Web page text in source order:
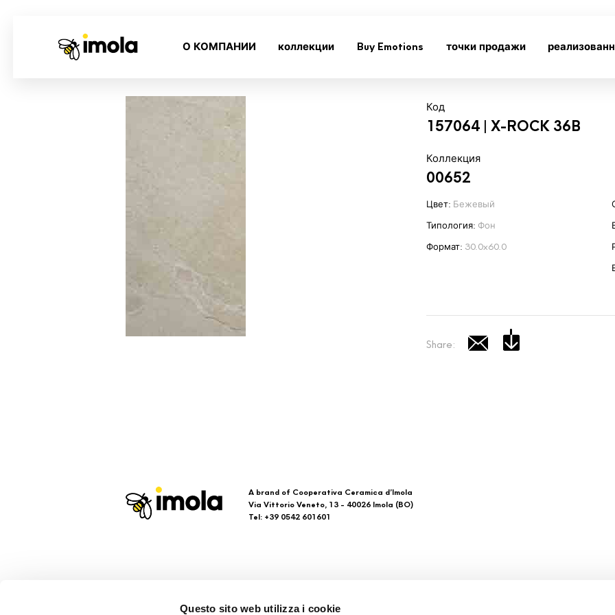
Questo sito web utilizza i cookie
О КОМПАНИИ коллекции Buy Emotions точки продажи
Код
157064 | X-ROCK 36B
Коллекция
00652
Цвет: Бежевый
Типология: Фон
Формат: 30.0x60.0
Share:
A brand of Cooperativa Ceramica d’Imola
Via Vittorio Veneto, 13 - 40026 Imola (BO)
Tel: +39 0542 601601